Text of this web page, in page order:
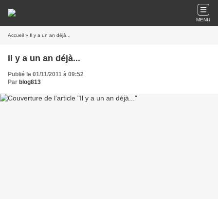
MENU
Accueil » Il y a un an déjà...
Il y a un an déjà...
Publié le 01/11/2011 à 09:52
Par blog813